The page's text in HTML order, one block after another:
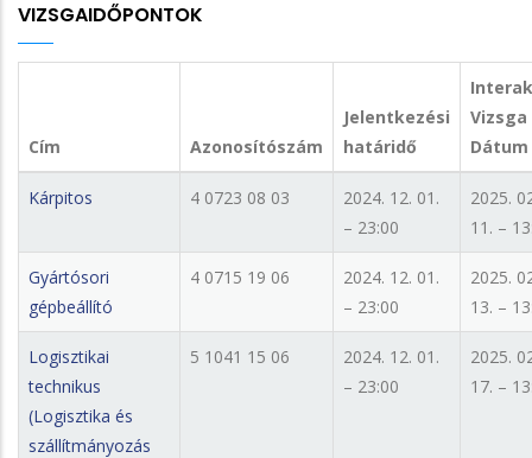
VIZSGAIDŐPONTOK
Cím Azonosítószám
Jelentkezési
határidő
Vizsga
Dátum
Kárpitos 4 0723 08 03
2024. 12. 01.
– 23:00
2025.
11. –
Gyártósori
gépbeállító
4 0715 19 06
2024. 12. 01.
– 23:00
2025.
13. –
Logisztikai
technikus
(Logisztika és
szállítmányozás
5 1041 15 06
2024. 12. 01.
– 23:00
2025.
17. –